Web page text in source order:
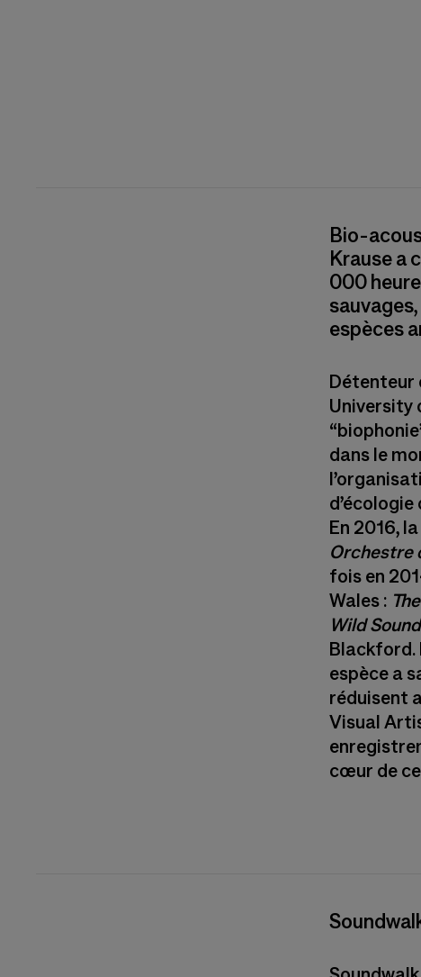
Bio-
Krause a
000
espèces
Détenteur
University
dans le
En 2016,
Orchestre
fois en
Wales :
Wild
Blackford.
espèce a
réduisent
Visual
cœur de